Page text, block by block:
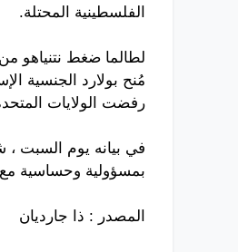
الفلسطينية المحتلة.
لطالما ضغط نتنياهو
مُنح بولارد الجنسية
رفضت الولايات
في بيانه يوم السبت ،
بمسؤولية وحساسية
المصدر : ذا جارديان